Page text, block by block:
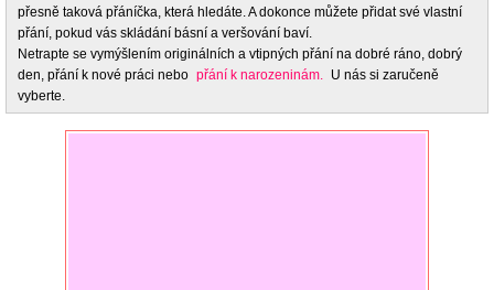
přesně taková přáníčka, která hledáte. A dokonce můžete přidat své vlastní
přání, pokud vás skládání básní a veršování baví.
Netrapte se vymýšlením originálních a vtipných přání na dobré ráno, dobrý
den, přání k nové práci nebo přání k narozeninám. U nás si zaručeně
vyberte.